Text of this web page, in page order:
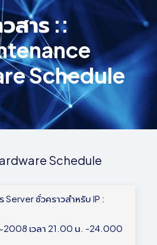
สาร ::
Schedule
Schedule
ชั่วคราวสำหรับ IP :
2008 เวลา 21.00 น. -24.000